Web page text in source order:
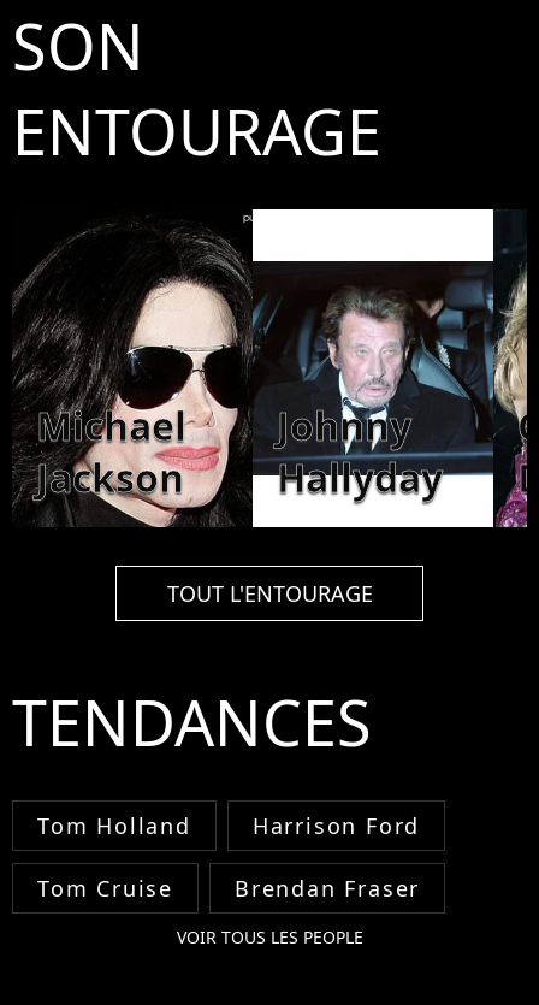
SON
ENTOURAGE
Michael
Jackson
Johnny
Hallyday
TOUT L'ENTOURAGE
TENDANCES
Tom Holland Harrison Ford
Tom Cruise Brendan Fraser
VOIR TOUS LES PEOPLE